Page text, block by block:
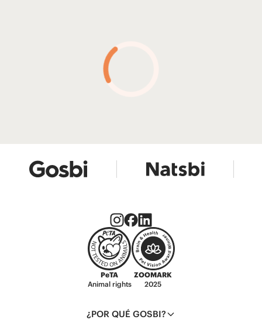
PeTA
Animal rights
ZOOMARK
2025
¿POR QUÉ GOSBI?